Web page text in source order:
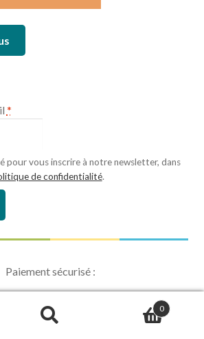
*
pour vous inscrire à notre newsletter, dans
de confidentialité.
Paiement sécurisé :
0